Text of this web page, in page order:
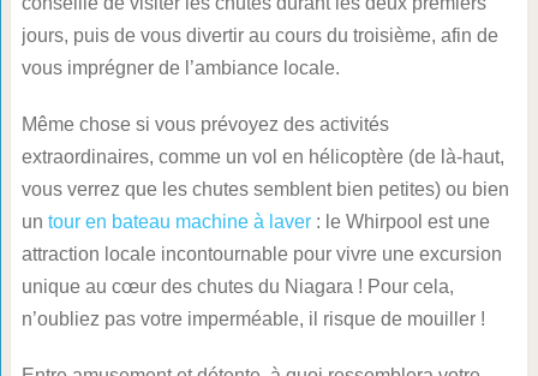
jours, puis de vous divertir au cours du troisième, afin de
vous imprégner de l’ambiance locale.
Même chose si vous prévoyez des activités
extraordinaires, comme un vol en hélicoptère (de là-haut,
vous verrez que les chutes semblent bien petites) ou bien
un tour en bateau machine à laver: le Whirpool est une
attraction locale incontournable pour vivre une excursion
unique au cœur des chutes du Niagara ! Pour cela,
n’oubliez pas votre imperméable, il risque de mouiller !